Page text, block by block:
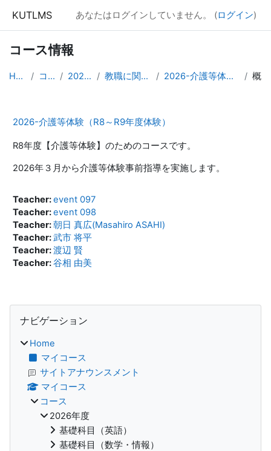
KUTLMS あなたはログインしていません。 (ログイン)
コース情報
Home コース 2026年度 教職に関する科目 2026-介護等体験（R8-R9） 概要
2026-介護等体験（R8～R9年度体験）
R8年度【介護等体験】のためのコースです。
2026年３月から介護等体験事前指導を実施します。
Teacher:event 097
Teacher:event 098
Teacher:朝日 真広(Masahiro ASAHI)
Teacher:武市 将平
Teacher:渡辺 賢
Teacher:谷相 由美
ブロック
ナビゲーション
Home
マイコース
サイトアナウンスメント
マイコース
コース
2026年度
基礎科目（英語）
基礎科目（数学・情報）